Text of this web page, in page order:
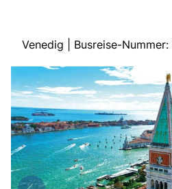
Start
Busreisen
Bus mieten
Gutscheine
Kontakt
Venedig | Busreise-